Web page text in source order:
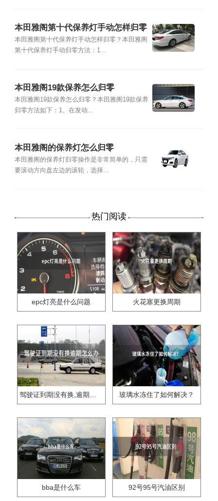
本田雅阁第十代保养灯手动怎样归零
本田雅阁第十代保养灯手动怎样归零？本田雅阁
第十代保养灯手动归零方法：1...
本田雅阁19款保养怎么归零
本田雅阁19款保养怎么归零？本田雅阁19款保养
归零方法如下：1、在发动...
本田雅阁的保养灯怎么归零
本田雅阁的保养灯归零操作是非常简单的，只需
要滚动方向盘左边的滚轮，选择...
热门阅读
epc灯亮是什么问题 火花塞更换周期
驾驶证到期没有换,逾期怎么办?? 玻璃水冻住了如何解决？
bba是什么车 92号95号汽油区别